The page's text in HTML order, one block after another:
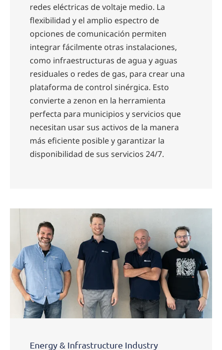
redes eléctricas de voltaje medio. La
flexibilidad y el amplio espectro de
opciones de comunicación permiten
integrar fácilmente otras instalaciones,
como infraestructuras de agua y aguas
residuales o redes de gas, para crear una
plataforma de control sinérgica. Esto
convierte a zenon en la herramienta
perfecta para municipios y servicios que
necesitan usar sus activos de la manera
más eficiente posible y garantizar la
disponibilidad de sus servicios 24/7.
Energy & Infrastructure Industry